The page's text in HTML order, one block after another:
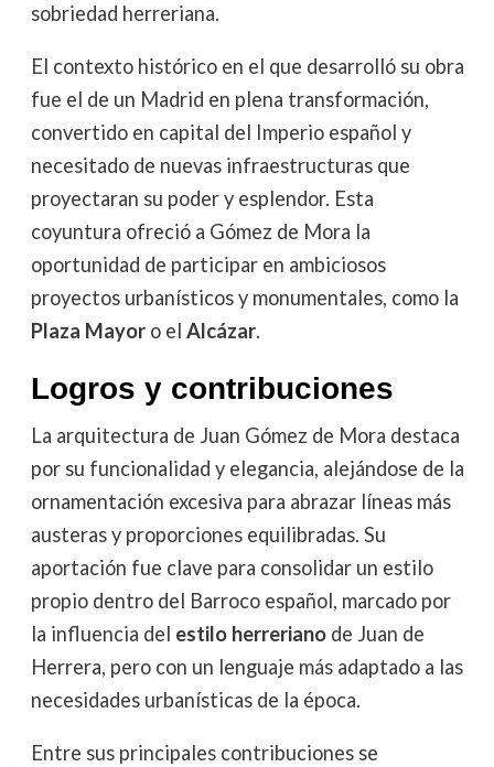
sobriedad herreriana.
El contexto histórico en el que desarrolló su obra
fue el de un Madrid en plena transformación,
convertido en capital del Imperio español y
necesitado de nuevas infraestructuras que
proyectaran su poder y esplendor. Esta
coyuntura ofreció a Gómez de Mora la
oportunidad de participar en ambiciosos
proyectos urbanísticos y monumentales, como la
Plaza Mayoro el Alcázar.
Logros y contribuciones
La arquitectura de Juan Gómez de Mora destaca
por su funcionalidad y elegancia, alejándose de la
ornamentación excesiva para abrazar líneas más
austeras y proporciones equilibradas. Su
aportación fue clave para consolidar un estilo
propio dentro del Barroco español, marcado por
la influencia del estilo herrerianode Juan de
Herrera, pero con un lenguaje más adaptado a las
necesidades urbanísticas de la época.
Entre sus principales contribuciones se